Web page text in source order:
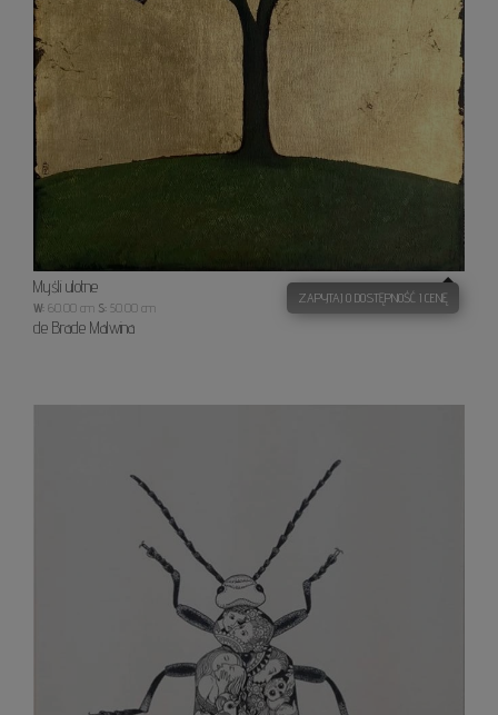
Myśli ulotne
W: 60.00 cm S: 50.00 cm
de Brade Malwina
ZAPYTAJ O DOSTĘPNOŚĆ I CENĘ